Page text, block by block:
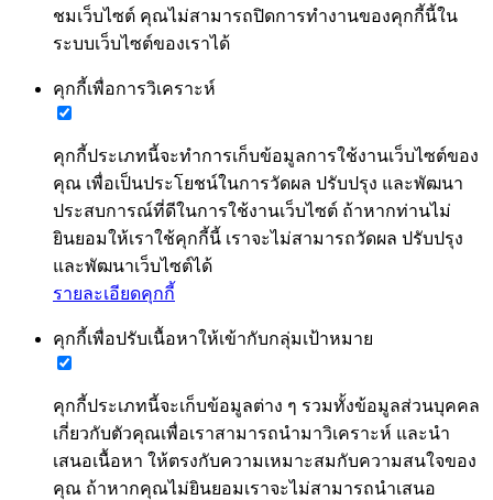
ชมเว็บไซต์ คุณไม่สามารถปิดการทำงานของคุกกี้นี้ใน
ระบบเว็บไซต์ของเราได้
คุกกี้เพื่อการวิเคราะห์
คุกกี้ประเภทนี้จะทำการเก็บข้อมูลการใช้งานเว็บไซต์ของ
คุณ เพื่อเป็นประโยชน์ในการวัดผล ปรับปรุง และพัฒนา
ประสบการณ์ที่ดีในการใช้งานเว็บไซต์ ถ้าหากท่านไม่
ยินยอมให้เราใช้คุกกี้นี้ เราจะไม่สามารถวัดผล ปรับปรุง
และพัฒนาเว็บไซต์ได้
รายละเอียดคุกกี้
คุกกี้เพื่อปรับเนื้อหาให้เข้ากับกลุ่มเป้าหมาย
คุกกี้ประเภทนี้จะเก็บข้อมูลต่าง ๆ รวมทั้งข้อมูลส่วนบุคคล
เกี่ยวกับตัวคุณเพื่อเราสามารถนำมาวิเคราะห์ และนำ
เสนอเนื้อหา ให้ตรงกับความเหมาะสมกับความสนใจของ
คุณ ถ้าหากคุณไม่ยินยอมเราจะไม่สามารถนำเสนอ